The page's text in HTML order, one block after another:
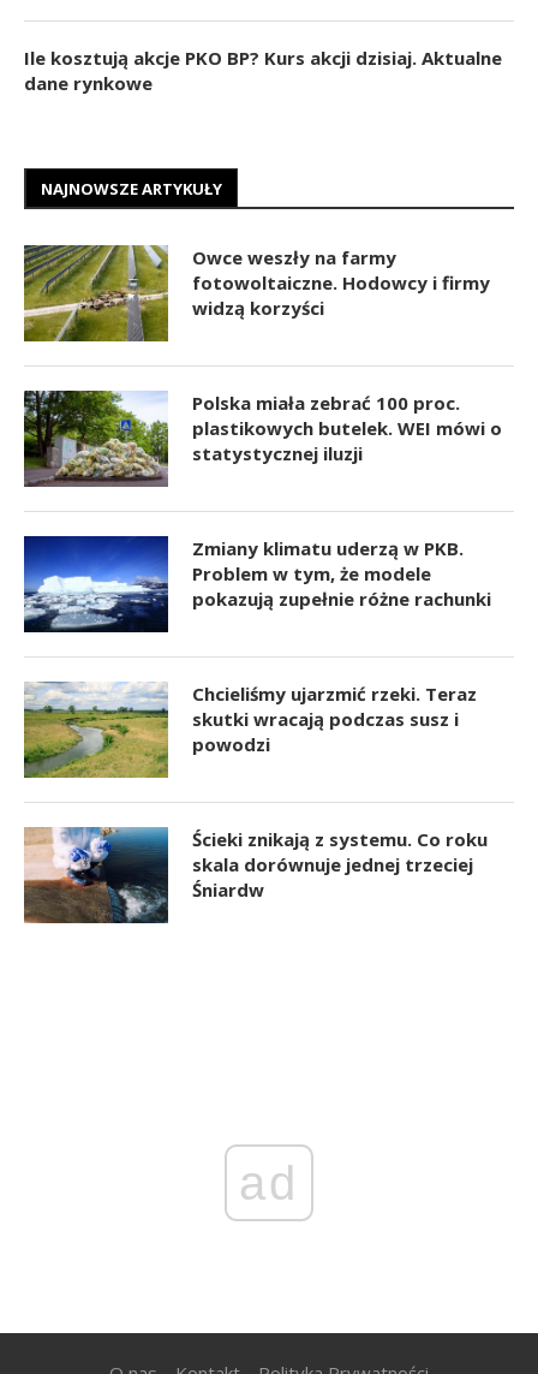
Ile kosztują akcje PKO BP? Kurs akcji dzisiaj. Aktualne
dane rynkowe
NAJNOWSZE ARTYKUŁY
Owce weszły na farmy
fotowoltaiczne. Hodowcy i firmy
widzą korzyści
Polska miała zebrać 100 proc.
plastikowych butelek. WEI mówi o
statystycznej iluzji
Zmiany klimatu uderzą w PKB.
Problem w tym, że modele
pokazują zupełnie różne rachunki
Chcieliśmy ujarzmić rzeki. Teraz
skutki wracają podczas susz i
powodzi
Ścieki znikają z systemu. Co roku
skala dorównuje jednej trzeciej
Śniardw
ad